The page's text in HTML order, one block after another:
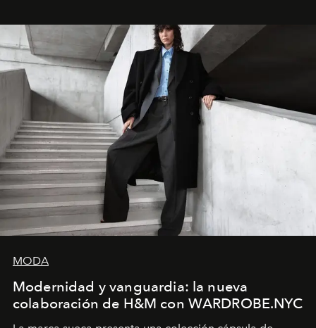
MODA
Modernidad y vanguardia: la nueva
colaboración de H&M con WARDROBE.NYC